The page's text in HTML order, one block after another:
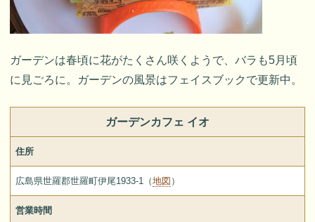
ガーデンは春頃に花がたくさん咲くようで、バラも5月頃
に見ごろに。ガーデンの風景はフェイスブックで更新中。
ガーデンカフェ イオ
住所
広島県世羅郡世羅町伊尾1933-1（地図 ）
営業時間